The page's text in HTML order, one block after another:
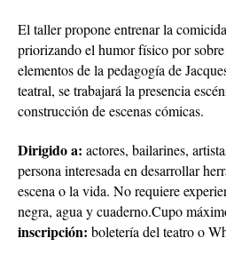
El taller propone entrenar la
priorizando el humor físico por
elementos de la pedagogía de
teatral, se trabajará la presencia
construcción de escenas cómicas.
Dirigido a: actores, bailarines,
persona interesada en desarrollar
escena o la vida. No requiere
negra, agua y cuaderno.Cupo
inscripción: boletería del teatro o